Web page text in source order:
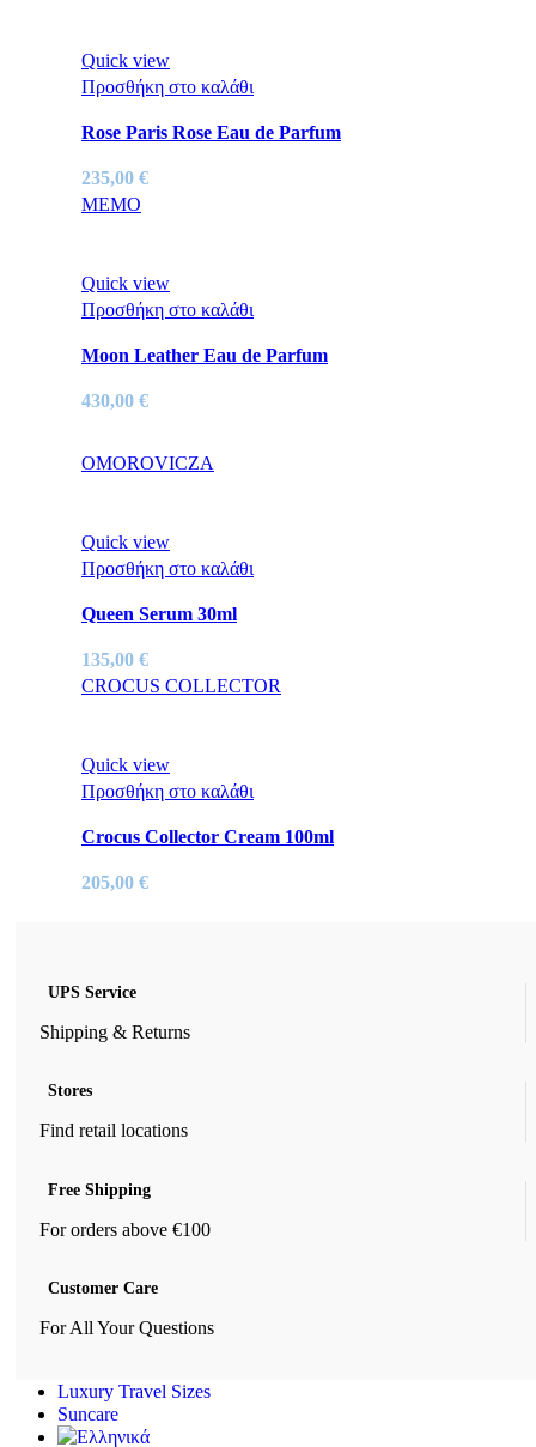
Quick view
Προσθήκη στο καλάθι
Rose Paris Rose Eau de Parfum
235,00 €
MEMO
Quick view
Προσθήκη στο καλάθι
Moon Leather Eau de Parfum
430,00 €
OMOROVICZA
Quick view
Προσθήκη στο καλάθι
Queen Serum 30ml
135,00 €
CROCUS COLLECTOR
Quick view
Προσθήκη στο καλάθι
Crocus Collector Cream 100ml
205,00 €
UPS Service
Shipping & Returns
Stores
Find retail locations
Free Shipping
For orders above €100
Customer Care
For All Your Questions
Luxury Travel Sizes
Suncare